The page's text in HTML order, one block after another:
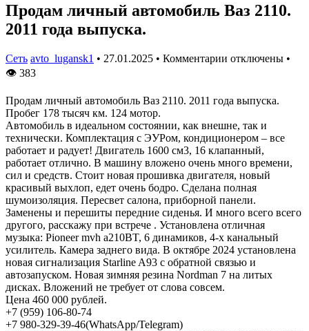
Продам личный автомобиль Ваз 2110.
2011 года выпуска.
Сеть avto_lugansk1 • 27.01.2025 • Комментарии отключены •
👁 383
Продам личный автомобиль Ваз 2110. 2011 года выпуска.
Пробег 178 тысяч км. 124 мотор.
Автомобиль в идеальном состоянии, как внешне, так и
технически. Комплектация с ЭУРом, кондиционером – все
работает и радует! Двигатель 1600 см3, 16 клапанный,
работает отлично. В машину вложено очень много времени,
сил и средств. Стоит новая прошивка двигателя, новый
красивый выхлоп, едет очень бодро. Сделана полная
шумоизоляция. Пересвет салона, приборной панели.
Заменены и перешиты передние сиденья. И много всего всего
другого, расскажу при встрече . Установлена отличная
музыка: Pioneer mvh a210BT, 6 динамиков, 4-х канальный
усилитель. Камера заднего вида. В октябре 2024 установлена
новая сигнализация Starline A93 с обратной связью и
автозапуском. Новая зимняя резина Nordman 7 на литых
дисках. Вложений не требует от слова совсем.
Цена 460 000 рублей.
+7 (959) 106-80-74
+7 980-329-39-46(WhatsApp/Telegram)